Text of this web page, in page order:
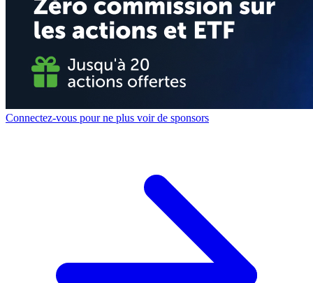
Connectez-vous pour ne plus voir de sponsors